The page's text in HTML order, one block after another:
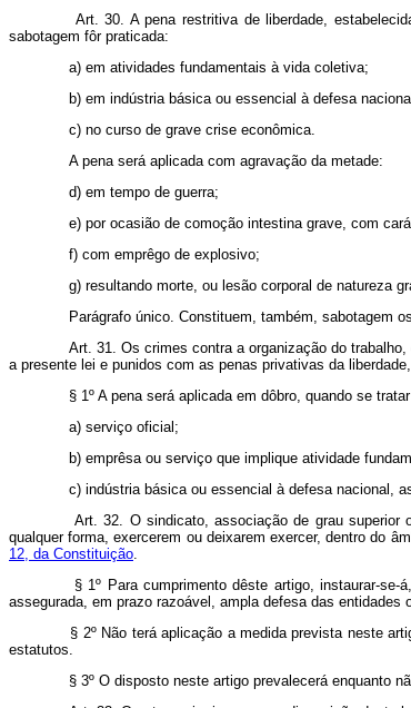
Art. 30. A pena restritiva de liberdade,
sabotagem fôr praticada:
a) em atividades fundamentais à vida coletiva;
b) em indústria básica ou essencial à defesa
c) no curso de grave crise econômica.
A pena será aplicada com agravação da metade:
d) em tempo de guerra;
e) por ocasião de comoção intestina grave, com
f) com emprêgo de explosivo;
g) resultando morte, ou lesão corporal de natureza
Parágrafo único. Constituem, também, sabotagem
Art. 31. Os crimes contra a organização do
a presente lei e punidos com as penas privativas da
§ 1º A pena será aplicada em dôbro, quando se
a) serviço oficial;
b) emprêsa ou serviço que implique atividade
c) indústria básica ou essencial à defesa nacional,
Art. 32. O sindicato, associação de grau superior
qualquer forma, exercerem ou deixarem exercer, dentro do
12, da Constituição.
§ 1º Para cumprimento dêste artigo, instaurar-
assegurada, em prazo razoável, ampla defesa das entidades
§ 2º Não terá aplicação a medida prevista neste
estatutos.
§ 3º O disposto neste artigo prevalecerá enquanto